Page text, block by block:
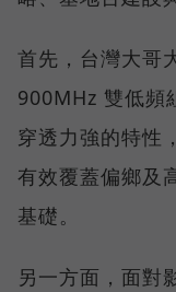
首先，台灣大哥
900MHz 雙低頻
穿透力強的特性
有效覆蓋偏鄉及
基礎。
另一方面，面對